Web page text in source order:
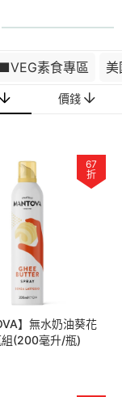
■VEG素食專區
價錢
67
折
】無水奶油葵花
(200毫升/瓶)